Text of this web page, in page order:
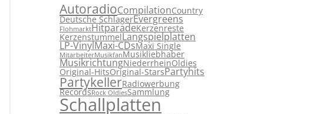
AutoradioCompilationCountry
Deutsche SchlagerEvergreens
FlohmarktHitparadeKerzenreste
KerzenstummelLangspielplatten
LP-VinylMaxi-CDsMaxi Single
MitarbeiterMusikfanMusikliebhaber
MusikrichtungNiederrheinOldies
Original-HitsOriginal-StarsPartyhits
PartykellerRadiowerbung
RecordsRock OldiesSammlung
Schallplatten